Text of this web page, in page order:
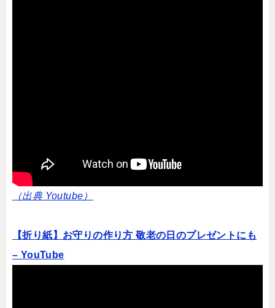
（出典 Youtube）
【折り紙】お守りの作り方 敬老の日のプレゼントにも
– YouTube